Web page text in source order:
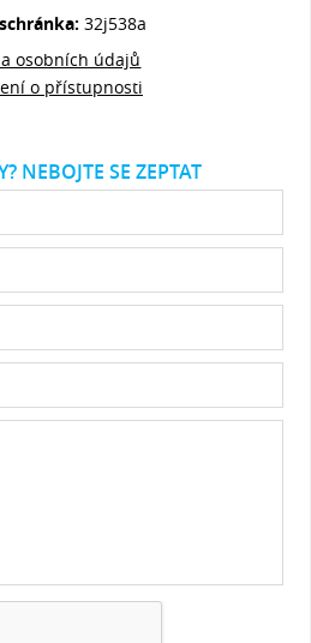
32j538a
osobních údajů
o přístupnosti
NEBOJTE SE ZEPTAT